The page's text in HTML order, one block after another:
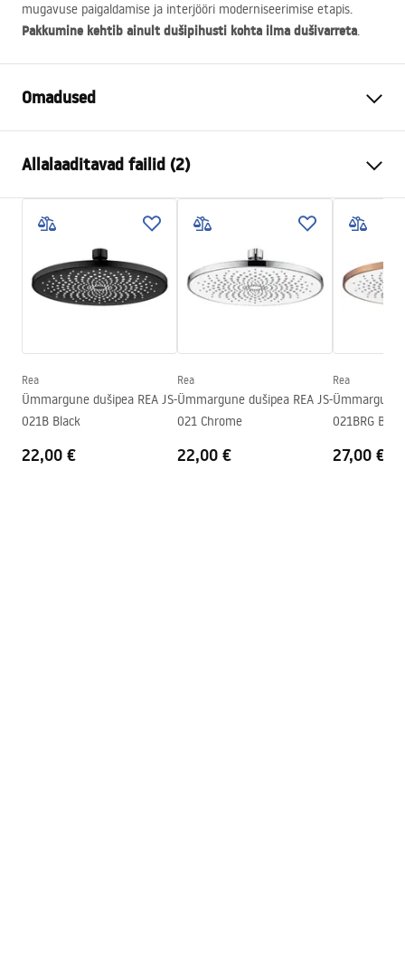
mugavuse paigaldamise ja interjööri moderniseerimise etapis.
Pakkumine kehtib ainult dušipihusti kohta ilma dušivarreta.
Omadused
Materjal
Paigaldusviis
Kruvitav
Laius
300
Kõrgus
2mm
Sügavus
300mm
Allalaaditavad failid (2)
Pielęgnacja.pdf
Garantiitingimused
Rea
Ümmargune dušipea REA JS-
021B Black
22,00 €
Rea
Ümmargune dušipea REA JS-
021 Chrome
22,00 €
Rea
Ümmargune
021BRG
27,00 €